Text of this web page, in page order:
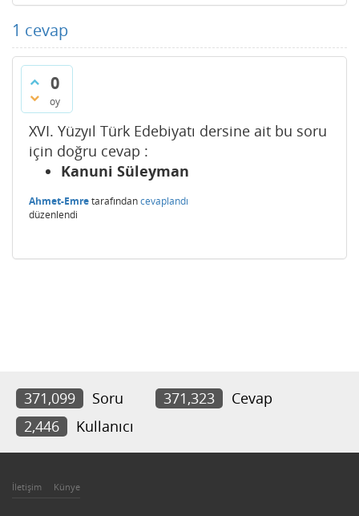
1 cevap
0
oy
XVI. Yüzyıl Türk Edebiyatı dersine ait bu soru
için doğru cevap :
Kanuni Süleyman
Ahmet-Emretarafındancevaplandı
düzenlendi
371,099 Soru 371,323
Cevap
2,446
Kullanıcı
İletişim Künye